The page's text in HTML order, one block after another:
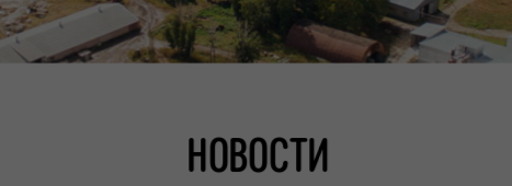
НОВОСТИ